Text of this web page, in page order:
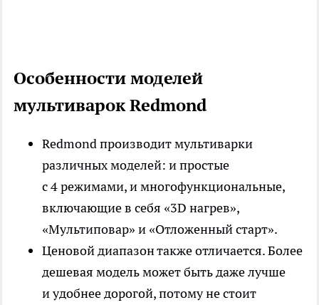
Особенности моделей
мультиварок Redmond
Redmond производит мультиварки
различных моделей: и простые
с 4 режимами, и многофункциональные,
включающие в себя «3D нагрев»,
«Мультиповар» и «Отложенный старт».
Ценовой диапазон также отличается. Более
дешевая модель может быть даже лучше
и удобнее дорогой, потому не стоит